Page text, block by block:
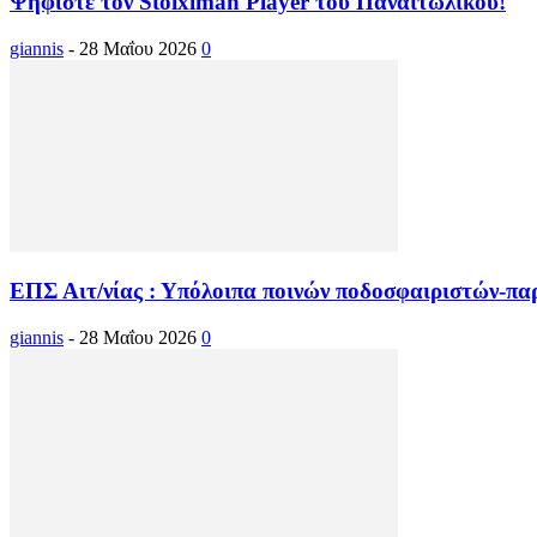
giannis - 28 Μαΐου 2026 0
ΕΠΣ Αιτ/νίας : Υπόλοιπα ποινών ποδοσφαιριστών-
giannis - 28 Μαΐου 2026 0